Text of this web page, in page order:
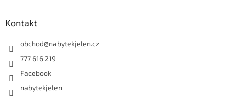
Kontakt
obchod@nabytekjelen.cz
777 616 219
Facebook
nabytekjelen